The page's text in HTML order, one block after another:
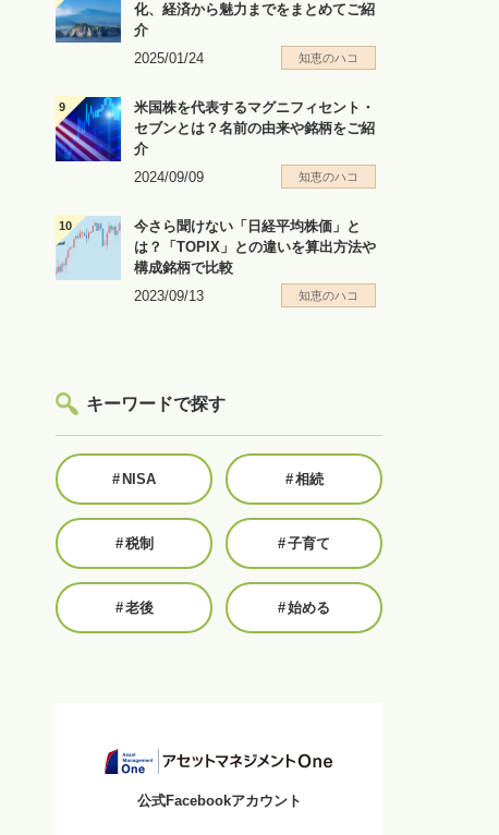
化、経済から魅力までをまとめてご紹
介
2025/01/24
知恵のハコ
米国株を代表するマグニフィセント・
セブンとは？名前の由来や銘柄をご紹
介
2024/09/09
知恵のハコ
今さら聞けない「日経平均株価」と
は？「TOPIX」との違いを算出方法や
構成銘柄で比較
2023/09/13
知恵のハコ
キーワードで探す
# NISA #相続
#税制 #子育て
#老後 #始める
公式Facebookアカウント